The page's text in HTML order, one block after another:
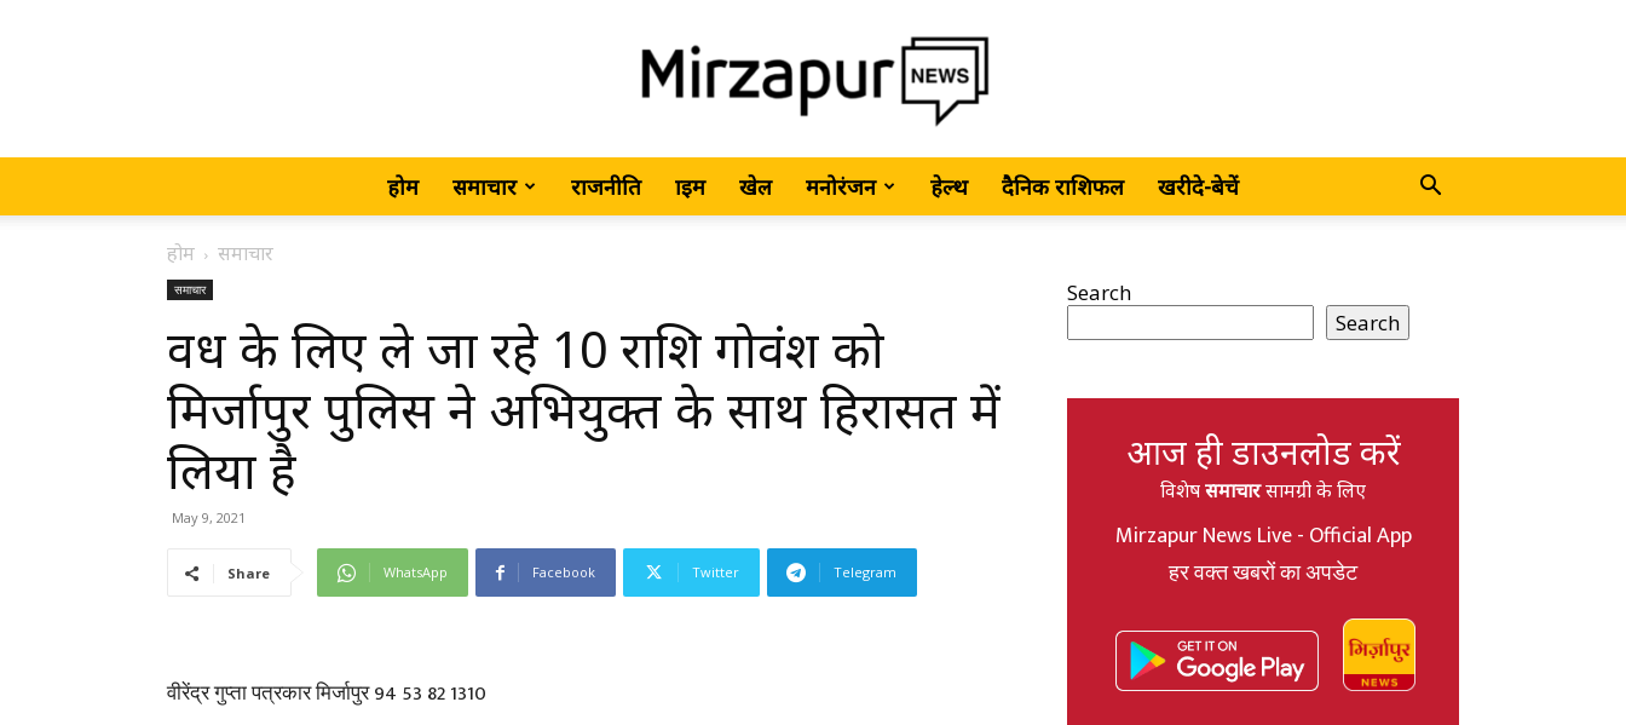
MirzapurNews.com
•
होम समाचार राजनीति क्राइम खेल मनोरंजन हेल्थ दैनिक राशिफल खरीदे-बेचें
होम समाचार
समाचार
वध के लिए ले जा रहे 10 राशि गोवंश को
मिर्जापुर पुलिस ने अभियुक्त के साथ हिरासत में
लिया है
May 9, 2021
Share WhatsApp Facebook Twitter Telegram
वीरेंद्र गुप्ता पत्रकार मिर्जापुर 94 53 82 1310
Search
Search
आज ही डाउनलोड करें
विशेषसमाचारसामग्री के लिए
Mirzapur News Live - Official App
हर वक्त खबरों का अपडेट